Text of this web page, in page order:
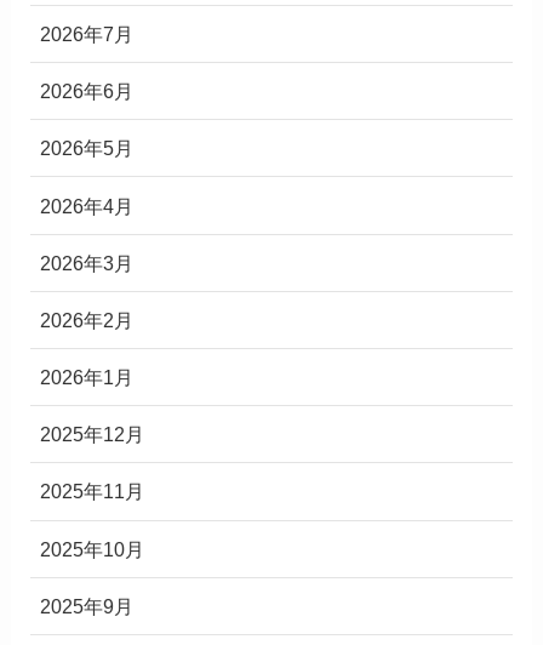
2026年7月
2026年6月
2026年5月
2026年4月
2026年3月
2026年2月
2026年1月
2025年12月
2025年11月
2025年10月
2025年9月